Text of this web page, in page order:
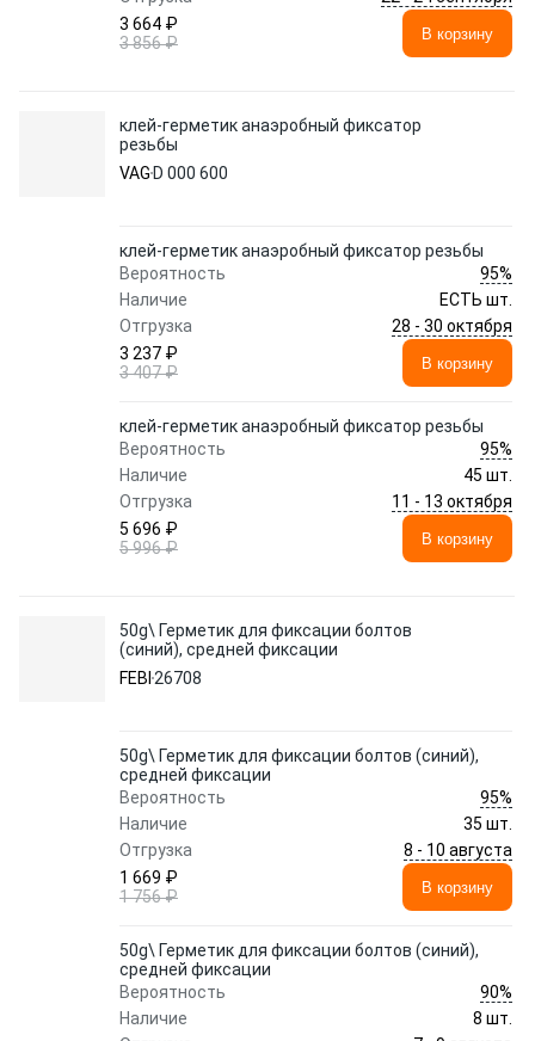
3 664 ₽
3 856 ₽
В корзину
клей-герметик анаэробный фиксатор
резьбы
VAG D 000 600
клей-герметик анаэробный фиксатор резьбы
Вероятность
95%
Наличие
ЕСТЬ шт.
Отгрузка
28 - 30 октября
3 237 ₽
3 407 ₽
В корзину
клей-герметик анаэробный фиксатор резьбы
Вероятность
95%
Наличие
45 шт.
Отгрузка
11 - 13 октября
5 696 ₽
5 996 ₽
В корзину
50g\ Герметик для фиксации болтов
(синий), средней фиксации
FEBI 26708
50g\ Герметик для фиксации болтов (синий),
средней фиксации
Вероятность
95%
Наличие
35 шт.
Отгрузка
8 - 10 августа
1 669 ₽
1 756 ₽
В корзину
50g\ Герметик для фиксации болтов (синий),
средней фиксации
Вероятность
90%
Наличие
8 шт.